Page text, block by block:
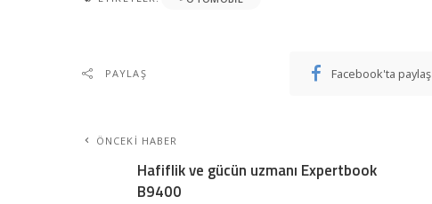
PAYLAŞ Facebook'ta paylaş
ÖNCEKI HABER
Hafiflik ve gücün uzmanı Expertbook
B9400